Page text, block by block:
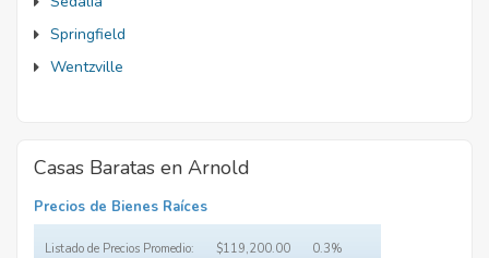
Springfield
Wentzville
Casas Baratas en Arnold
Precios de Bienes Raíces
Listado de Precios Promedio:
$119,200.00
0.3%